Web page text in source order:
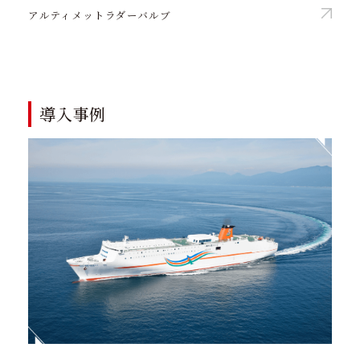
アルティメットラダーバルブ
導入事例